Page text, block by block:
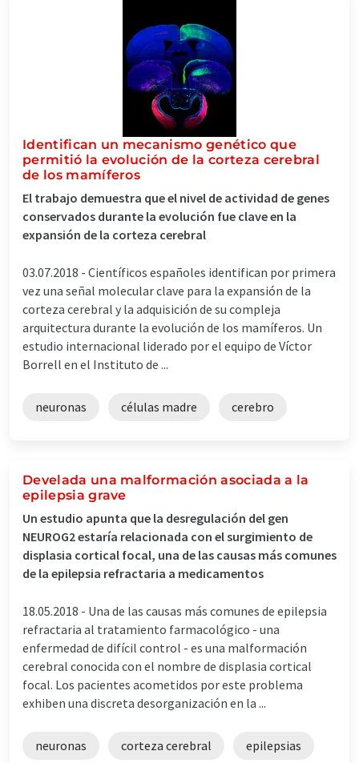
Identifican un mecanismo genético que
permitió la evolución de la corteza cerebral
de los mamíferos
El trabajo demuestra que el nivel de actividad de genes
conservados durante la evolución fue clave en la
expansión de la corteza cerebral
03.07.2018 - Científicos españoles identifican por primera
vez una señal molecular clave para la expansión de la
corteza cerebral y la adquisición de su compleja
arquitectura durante la evolución de los mamíferos. Un
estudio internacional liderado por el equipo de Víctor
Borrell en el Instituto de ...
neuronas células madre cerebro
Develada una malformación asociada a la
epilepsia grave
Un estudio apunta que la desregulación del gen
NEUROG2 estaría relacionada con el surgimiento de
displasia cortical focal, una de las causas más comunes
de la epilepsia refractaria a medicamentos
18.05.2018 - Una de las causas más comunes de epilepsia
refractaria al tratamiento farmacológico - una
enfermedad de difícil control - es una malformación
cerebral conocida con el nombre de displasia cortical
focal. Los pacientes acometidos por este problema
exhiben una discreta desorganización en la ...
neuronas corteza cerebral epilepsias